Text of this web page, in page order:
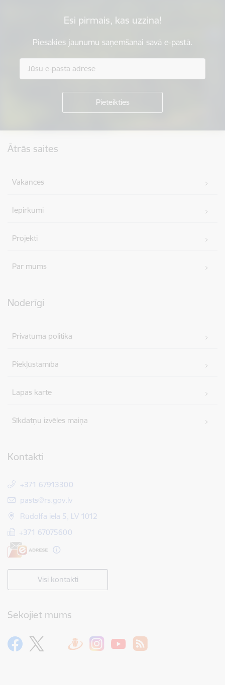
Esi pirmais, kas uzzina!
Piesakies jaunumu saņemšanai savā e-pastā.
Ātrās saites
Vakances
Iepirkumi
Projekti
Par mums
Noderīgi
Privātuma politika
Piekļūstamība
Lapas karte
Sīkdatņu izvēles maiņa
Kontakti
+371 67913300
E-pasts:
pasts@rs.gov.lv
Rūdolfa iela 5, LV 1012
+371 67075600
Visi kontakti
Sekojiet mums